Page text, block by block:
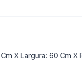
X Largura: 60 Cm